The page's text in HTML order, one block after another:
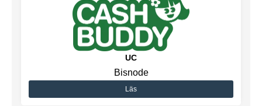
UC
Bisnode
Läs